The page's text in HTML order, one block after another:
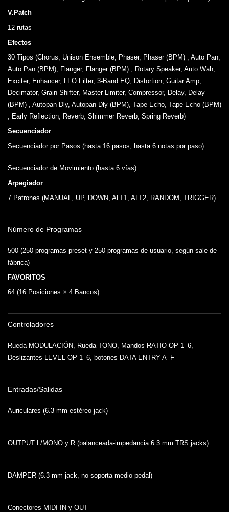
V.Patch
12 rutas
Efectos
30 Tipos (Chorus, Unison Ensemble, Phaser, Phaser (BPM) , Auto Pan,
Auto Pan (BPM), Flanger, Flanger (BPM) , Rotary Speaker, Auto Wah,
Exciter, Enhancer, LFO Filter, 3-Band EQ, Distortion, Guitar Amp,
Decimator, Grain Shifter, Master Limiter, Compressor, Delay, Delay
(BPM) , Autopan Dly, Autopan Dly (BPM), Tape Echo, Tape Echo (BPM)
, Early Reflection, Reverb, Shimmer Reverb, Spring Reverb)
Secuenciador
Secuenciador por Pasos (hasta 16 pasos, hasta 6 notas por paso)
Secuenciador de Movimiento (hasta 6 vías)
Arpegiador
7 Patrones (MANUAL, UP, DOWN, ALT1, ALT2, RANDOM, TRIGGER)
Número de Programas
500 (250 programas preset y 250 programas de usuario, según sale de
fábrica)
FAVORITOS
64 (16 Posiciones × 4 Bancos)
Controladores
Rueda MODULACIÓN, Rueda TONO, Mandos RATIO OP 1–6,
Deslizantes LEVEL OP 1–6, botones DATA ENTRY A–F
Entradas/Salidas
Auriculares (6.3 mm estéreo jack)
OUTPUT L/MONO y R (balanceada-impedancia 6.3 mm TRS jacks)
DAMPER (6.3 mm jack, no soporta medio pedal)
Conectores MIDI IN y OUT